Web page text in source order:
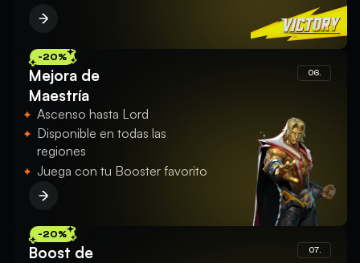
-20%
Mejora de
Maestría
06.
Ascenso hasta Lord
Disponible en todas las
regiones
Juega con tu Booster favorito
-20%
Boost de
07.